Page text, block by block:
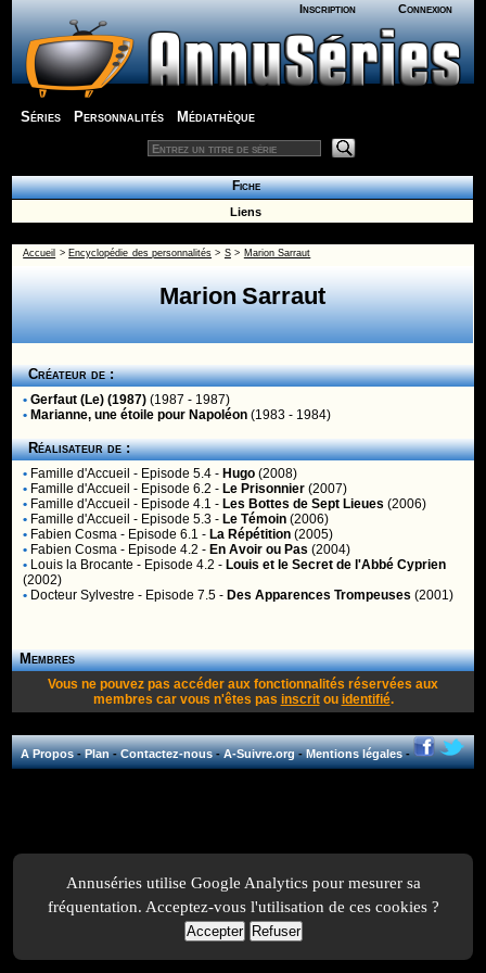
Inscription Connexion
Séries Personnalités Médiathèque
Fiche
Liens
Accueil > Encyclopédie des personnalités > S> Marion Sarraut
Marion Sarraut
Créateur de :
• Gerfaut (Le) (1987) (1987 - 1987)
• Marianne, une étoile pour Napoléon (1983 - 1984)
Réalisateur de :
• Famille d'Accueil - Episode 5.4 - Hugo (2008)
• Famille d'Accueil - Episode 6.2 - Le Prisonnier (2007)
• Famille d'Accueil - Episode 4.1 - Les Bottes de Sept Lieues (2006)
• Famille d'Accueil - Episode 5.3 - Le Témoin (2006)
• Fabien Cosma - Episode 6.1 - La Répétition (2005)
• Fabien Cosma - Episode 4.2 - En Avoir ou Pas (2004)
• Louis la Brocante - Episode 4.2 - Louis et le Secret de l'Abbé Cyprien
(2002)
• Docteur Sylvestre - Episode 7.5 - Des Apparences Trompeuses (2001)
Membres
Vous ne pouvez pas accéder aux fonctionnalités réservées aux
membres car vous n'êtes pas inscritou identifié.
A Propos-Plan-Contactez-nous-A-Suivre.org-Mentions légales-
Annuséries utilise Google Analytics pour mesurer sa
fréquentation. Acceptez-vous l'utilisation de ces cookies ?
Accepter Refuser